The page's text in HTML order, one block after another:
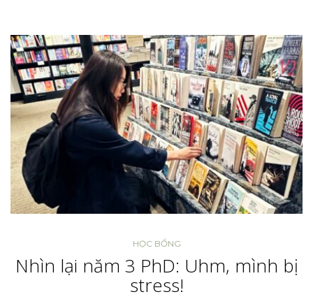
HỌC BỔNG
Nhìn lại năm 3 PhD: Uhm, mình bị
stress!